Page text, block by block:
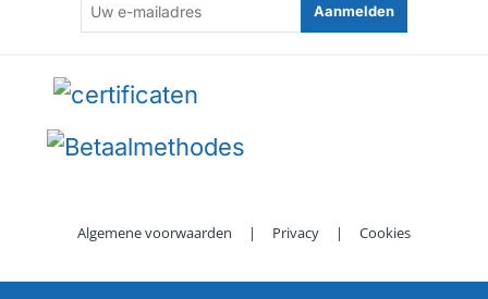
e-
mailadres
Aanmelden
Algemene voorwaarden | Privacy | Cookies